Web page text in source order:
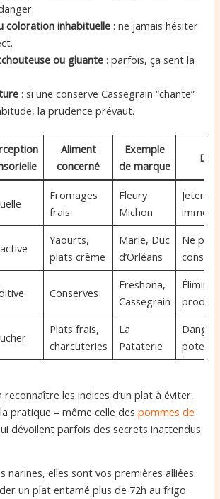
coloration inhabituelle : ne jamais hésiter
ou gluante : parfois, ça sent la
: si une conserve Cassegrain “chante”
la prudence prévaut.
Aliment
concerné
Exemple
de marque
Fromages
frais
Fleury
Michon
Jeter
Yaourts,
plats crème
Marie, Duc
d’Orléans
Ne pas
Conserves
Freshona,
Cassegrain
produit
Plats frais,
charcuteries
La
Pataterie
Danger
reconnaître les indices d’un plat à éviter,
pratique – même celle despommes de
dévoilent parfois des secrets inattendus
narines, elles sont vos premières alliées.
un plat entamé plus de 72h au frigo.